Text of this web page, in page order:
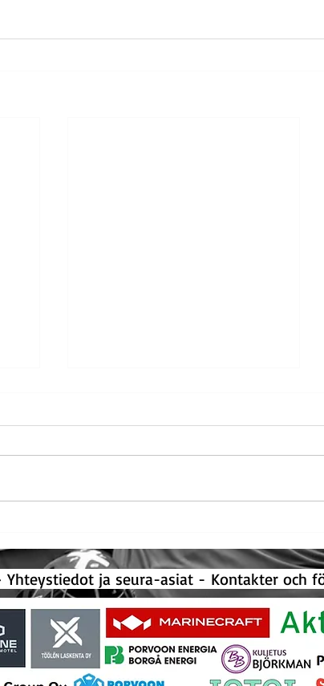
aikuisten salibandyjoukkueita!
ja seura-asiat - Kontakter och